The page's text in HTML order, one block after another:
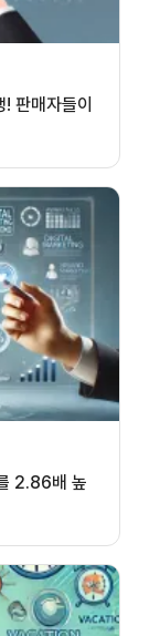
판매자들이
2.86배 높